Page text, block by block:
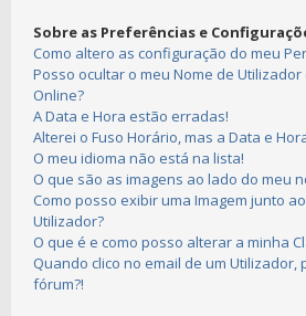
Sobre as Preferências e
Como altero as configuração do meu
Posso ocultar o meu Nome de
Online?
A Data e Hora estão erradas!
Alterei o Fuso Horário, mas a Data e
O meu idioma não está na lista!
O que são as imagens ao lado do meu
Como posso exibir uma Imagem junto
Utilizador?
O que é e como posso alterar a minha
Quando clico no email de um Utilizador,
fórum?!